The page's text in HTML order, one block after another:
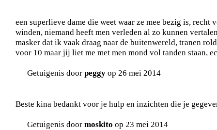
een superlieve dame die weet waar ze mee bezig is,
winden, niemand heeft men verleden al zo kunnen
masker dat ik vaak draag naar de buitenwereld, tranen
voor 10 maar jij liet me met men mond vol tanden staan,
Getuigenis door peggy op 26 mei 2014
Beste kina bedankt voor je hulp en inzichten die je
Getuigenis door moskito op 23 mei 2014